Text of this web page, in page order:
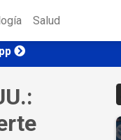
Salud